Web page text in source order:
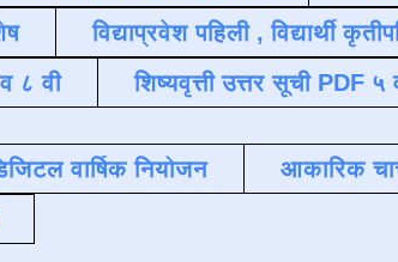
विद्याप्रवेश पहिली , विद्यार्थी
८ वी
शिष्यवृत्ती उत्तर सूची PDF ५
वार्षिक नियोजन आकारिक